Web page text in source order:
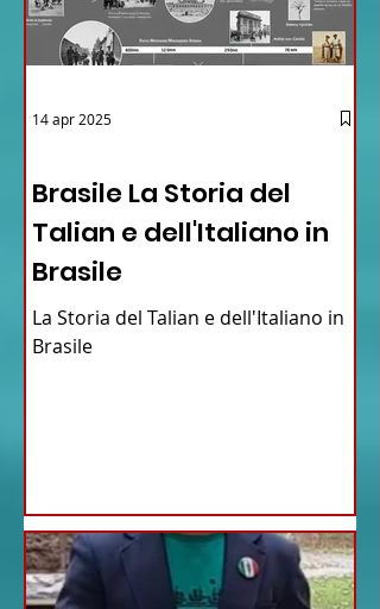
Brasile La Storia del
Talian e dell'Italiano in
Brasile
La Storia del Talian e dell'Italiano in
Brasile
14 apr 2025